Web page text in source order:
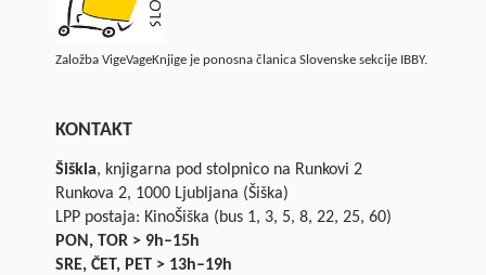
Založba VigeVageKnjige je ponosna članica Slovenske sekcije IBBY.
KONTAKT
Šiškla, knjigarna pod stolpnico na Runkovi 2
Runkova 2, 1000 Ljubljana (Šiška)
LPP postaja: KinoŠiška (bus 1, 3, 5, 8, 22, 25, 60)
PON, TOR > 9h–15h
SRE, ČET, PET > 13h–19h